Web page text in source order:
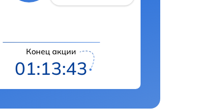
Конец акции
01:13:42